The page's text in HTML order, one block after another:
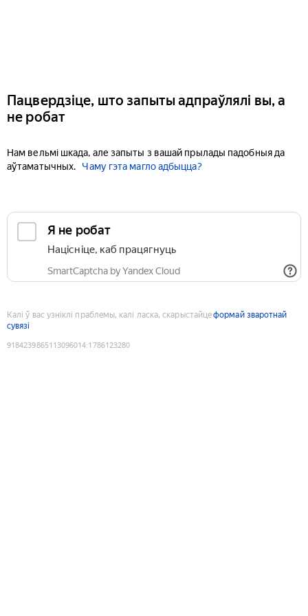
Пацвердзіце, што запыты адпраўлялі вы, а
не робат
Нам вельмі шкада, але запыты з вашай прылады падобныя да
аўтаматычных.
Чаму гэта магло адбыцца?
Я не робат
Націсніце, каб працягнуць
SmartCaptcha by Yandex Cloud
Калі ў вас узніклі праблемы, калі ласка, скарыстайцеформай зваротнай
сувязі
9184239865113096014:1786123280